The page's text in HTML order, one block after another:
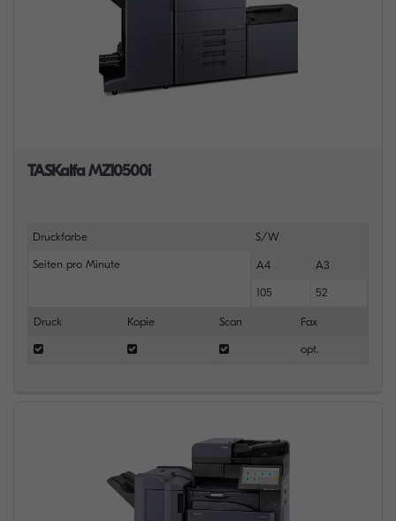
TASKalfa MZ10500i
Druckfarbe S/W
Seiten pro Minute A4 A3
105 52
Druck Kopie Scan Fax
opt.